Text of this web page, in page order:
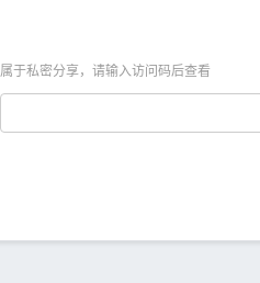
属于私密分享，请输入访问码后查看